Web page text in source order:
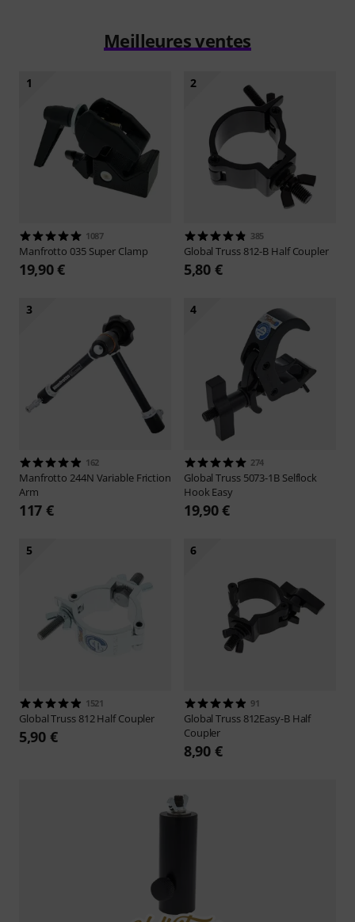
Meilleures ventes
1
1087
Manfrotto 035 Super Clamp
19,90 €
2
385
Global Truss 812-B Half Coupler
5,80 €
3
162
Manfrotto244N Variable Friction
Arm
117 €
4
274
Global Truss 5073-1B Selflock
Hook Easy
19,90 €
5
1521
Global Truss 812 Half Coupler
5,90 €
6
91
Global Truss 812Easy-B Half
Coupler
8,90 €